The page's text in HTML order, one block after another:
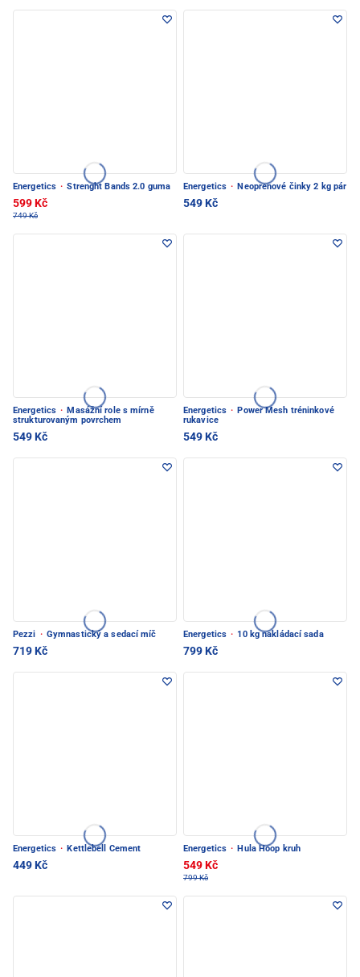
Energetics · Strenght Bands 2.0 guma
599 Kč
749 Kč
Energetics · Neoprenové činky 2 kg pár
549 Kč
Energetics · Masážní role s mírně
strukturovaným povrchem
549 Kč
Energetics · Power Mesh tréninkové
rukavice
549 Kč
Pezzi · Gymnastický a sedací míč
719 Kč
Energetics · 10 kg nakládací sada
799 Kč
Energetics · Kettlebell Cement
449 Kč
Energetics · Hula Hoop kruh
549 Kč
799 Kč